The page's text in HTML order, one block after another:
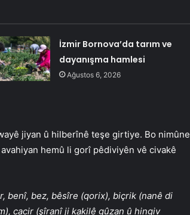
İzmir Bornova’da tarım ve
dayanışma hamlesi
Ağustos 6, 2026
jiyan û hilberînê teşe girtiye. Bo nimûne
hemû li gorî pêdiviyên vê civakê
benî, bez, bêsîre (qorix), biçrik (nanê di
cacir (şîranî ji kakilê gûzan û hingiv